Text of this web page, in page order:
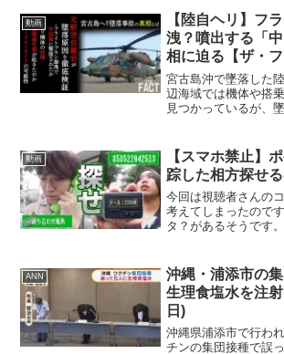
届けします。・10代
で福島市の男（...
動画
【陸自ヘリ】フ
洩？噴出する「
相に迫る【ザ・フ
宮古島沖で墜落した
辺海域では機体や搭
見つかっているが、
明らかになっていな
中国軍が撃墜した可
のか？今回のザ・フ
動画
【スマホ禁止】
踪した相方探せる
今回は視聴者さんの
考えてしまったので
タ？があるそうです
覧ください！！。動
いただけたら高評価
生数よりもこちらを
りたい！！そして少
ANN
沖縄・浦添市の
生理食塩水を注
日)
沖縄県浦添市で行わ
チンの集団接種で誤